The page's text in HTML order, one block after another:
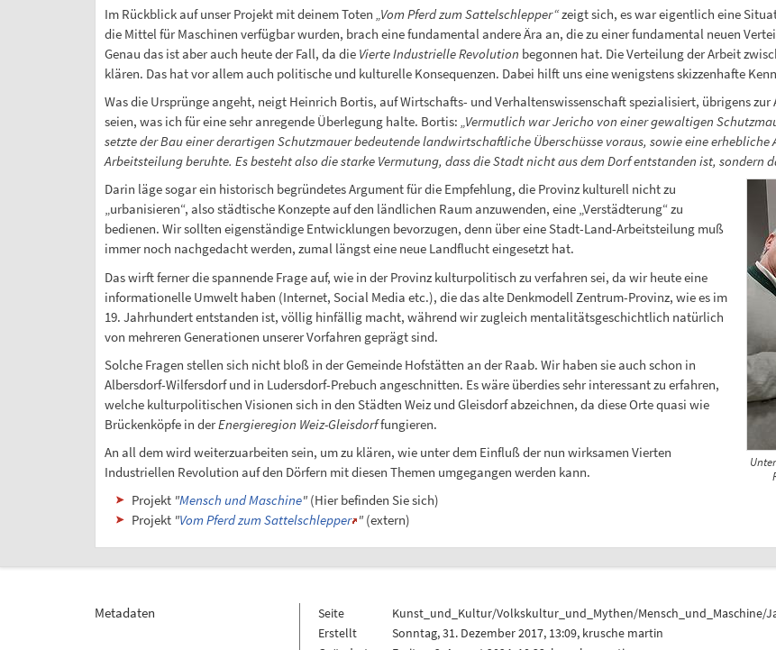
Im Rückblick auf unser Projekt mit deinem Toten „Vom Pferd zum Sattelschlepper“zeigt sich, es war eigentlich eine
die Mittel für Maschinen verfügbar wurden, brach eine fundamental andere Ära an, die zu einer fundamental neuen
Genau das ist aber auch heute der Fall, da die Vierte Industrielle Revolution begonnen hat. Die Verteilung der Arbeit
klären. Das hat vor allem auch politische und kulturelle Konsequenzen. Dabei hilft uns eine wenigstens skizzenhafte
Was die Ursprünge angeht, neigt Heinrich Bortis, auf Wirtschafts- und Verhaltenswissenschaft spezialisiert, übrigens
seien, was ich für eine sehr anregende Überlegung halte. Bortis: „Vermutlich war Jericho von einer gewaltigen
setzte der Bau einer derartigen Schutzmauer bedeutende landwirtschaftliche Überschüsse voraus, sowie eine
Arbeitsteilung beruhte. Es besteht also die starke Vermutung, dass die Stadt nicht aus dem Dorf entstanden ist, sondern
Darin läge sogar ein historisch begründetes Argument für die Empfehlung, die Provinz kulturell nicht zu
„urbanisieren“, also städtische Konzepte auf den ländlichen Raum anzuwenden, eine „Verstädterung“ zu
bedienen. Wir sollten eigenständige Entwicklungen bevorzugen, denn über eine Stadt-Land-Arbeitsteilung muß
immer noch nachgedacht werden, zumal längst eine neue Landflucht eingesetzt hat.
Das wirft ferner die spannende Frage auf, wie in der Provinz kulturpolitisch zu verfahren sei, da wir heute eine
informationelle Umwelt haben (Internet, Social Media etc.), die das alte Denkmodell Zentrum-Provinz, wie es im
19. Jahrhundert entstanden ist, völlig hinfällig macht, während wir zugleich mentalitätsgeschichtlich natürlich
von mehreren Generationen unserer Vorfahren geprägt sind.
Solche Fragen stellen sich nicht bloß in der Gemeinde Hofstätten an der Raab. Wir haben sie auch schon in
Albersdorf-Wilfersdorf und in Ludersdorf-Prebuch angeschnitten. Es wäre überdies sehr interessant zu erfahren,
welche kulturpolitischen Visionen sich in den Städten Weiz und Gleisdorf abzeichnen, da diese Orte quasi wie
Brückenköpfe in derEnergieregion Weiz-Gleisdorffungieren.
An all dem wird weiterzuarbeiten sein, um zu klären, wie unter dem Einfluß der nun wirksamen Vierten
Industriellen Revolution auf den Dörfern mit diesen Themen umgegangen werden kann.
Projekt "Mensch und Maschine" (Hier befinden Sie sich)
Projekt "Vom Pferd zum Sattelschlepper " (extern)
Metadaten Seite
Kunst_und_Kultur/Volkskultur_und_Mythen/Mensch_und_Maschine/
Erstellt
Sonntag, 31. Dezember 2017, 13:09, krusche martin